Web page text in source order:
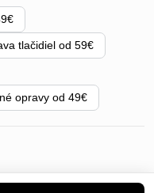
tlačidiel od 59€
opravy od 49€